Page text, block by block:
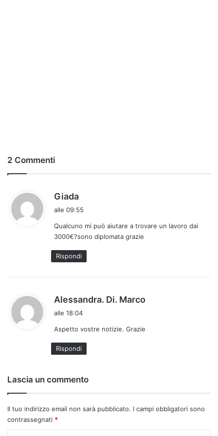
2 Commenti
Giada
a
e
t
t
o
alle 09:55
Qualcuno mi può aiutare a trovare un lavoro dai
3000€?sono diplomata grazie
Rispondi
Alessandra. Di. Marco
alle 18:04
Aspetto vostre notizie. Grazie
Rispondi
Lascia un commento
Il tuo indirizzo email non sarà pubblicato. I campi obbligatori sono
contrassegnati *